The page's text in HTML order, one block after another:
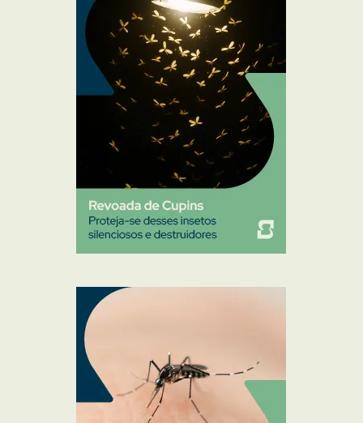
Percevejo de Cama
Pulgas e Carrapatos
Ratos
Sanitização
Traças